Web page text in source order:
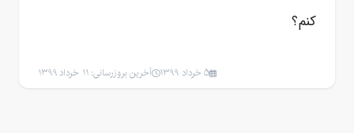
کنم؟
5 خرداد 1399 آخرین بروزرسانی: 11 خرداد 1399